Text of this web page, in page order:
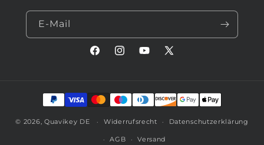
E-Mail
FacebookInstagramYouTube
X
Zahlungsmethoden
© 2026, Quavikey DE Widerrufsrecht Datenschutzerklärung
AGB Versand